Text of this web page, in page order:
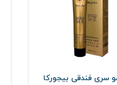
سری فندقی بیجورکا